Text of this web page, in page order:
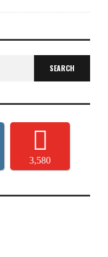
3,580